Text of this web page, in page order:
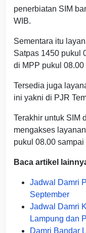
penerbiatan SIM
WIB.
Sementara itu
Satpas 1450 pukul
di MPP pukul
Tersedia juga
ini yakni di PJR
Terakhir untuk SIM
mengakses
pukul 08.00
Baca artikel
Jadwal Damri
September
Jadwal Damri
Lampung dan
Damri Bandar